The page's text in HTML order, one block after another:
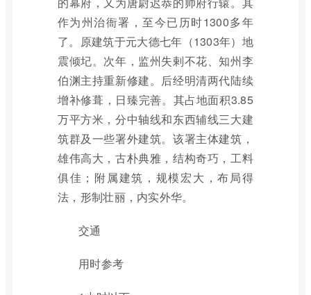
作为州治衙署，至今已历时1300多年
了。原建筑于元大德七年（1303年）地
震倾圮。次年，监州失剌不花、知州李
伯渊主持重新修建。后经明清两代陆续
增补修葺，日臻完善。其占地面积3.85
万平方米，分中轴线和东西辅线三大建
筑群及一些署外建筑。该署主体建筑，
雄伟高大，古朴典雅，结构奇巧，工料
俱佳；附属建筑，规模宏大，布局得
法，形制壮丽，内实外华。
交通
用时参考